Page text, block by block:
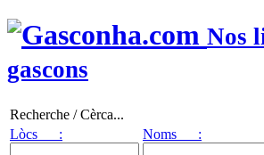
Nos
gascons
Recherche / Cèrca...
Lòcs :
Noms :